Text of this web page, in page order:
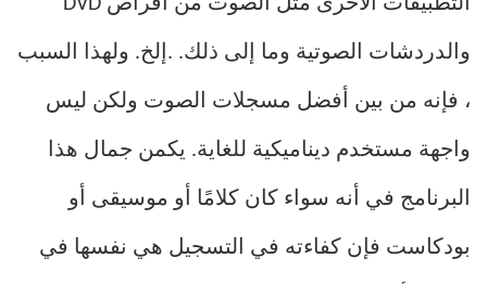
والدردشات الصوتية وما إلى ذلك. .إلخ. ولهذا السبب
، فإنه من بين أفضل مسجلات الصوت ولكن ليس
واجهة مستخدم ديناميكية للغاية. يكمن جمال هذا
البرنامج في أنه سواء كان كلامًا أو موسيقى أو
بودكاست فإن كفاءته في التسجيل هي نفسها في